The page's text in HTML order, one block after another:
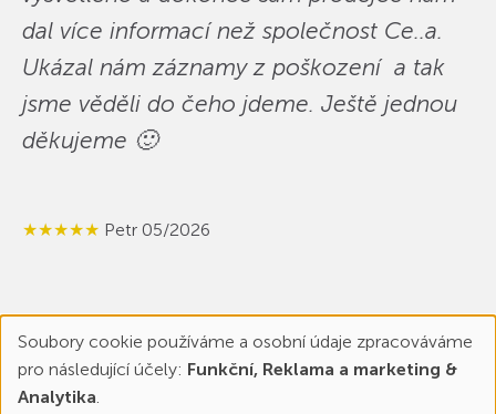
dal více informací než společnost Ce..a.
Ukázal nám záznamy z poškození a tak
jsme věděli do čeho jdeme. Ještě jednou
děkujeme 🙂
★★★★★ Petr 05/2026
Používání
Soubory cookie používáme a osobní údaje zpracováváme
pro následující účely: Funkční, Reklama a marketing &
Analytika.